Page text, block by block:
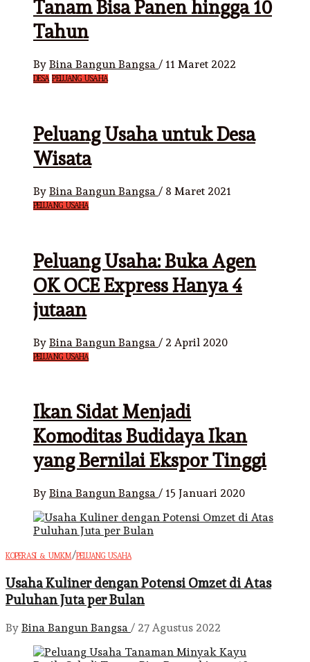
Tanam Bisa Panen hingga 10
Tahun
By Bina Bangun Bangsa / 11 Maret 2022
DESA PELUANG USAHA
Peluang Usaha untuk Desa
Wisata
By Bina Bangun Bangsa / 8 Maret 2021
PELUANG USAHA
Peluang Usaha: Buka Agen
OK OCE Express Hanya 4
jutaan
By Bina Bangun Bangsa / 2 April 2020
PELUANG USAHA
Ikan Sidat Menjadi
Komoditas Budidaya Ikan
yang Bernilai Ekspor Tinggi
By Bina Bangun Bangsa / 15 Januari 2020
KOPERASI & UMKM/PELUANG USAHA
Usaha Kuliner dengan Potensi Omzet di Atas
Puluhan Juta per Bulan
By Bina Bangun Bangsa / 27 Agustus 2022